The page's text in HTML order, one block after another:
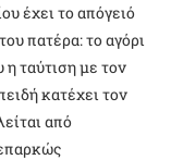
έχει το απόγειό
πατέρα: το αγόρι
η ταύτιση με τον
κατέχει τον
από